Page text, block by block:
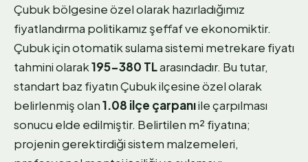
Çubuk bölgesine özel olarak hazırladığımız
fiyatlandırma politikamız şeffaf ve ekonomiktir.
Çubuk için otomatik sulama sistemi metrekare fiyatı
tahmini olarak195-380 TLarasındadır. Bu tutar,
standart baz fiyatın Çubuk ilçesine özel olarak
belirlenmiş olan1.08 ilçe çarpanıile çarpılması
sonucu elde edilmiştir. Belirtilen m² fiyatına;
projenin gerektirdiği sistem malzemeleri,